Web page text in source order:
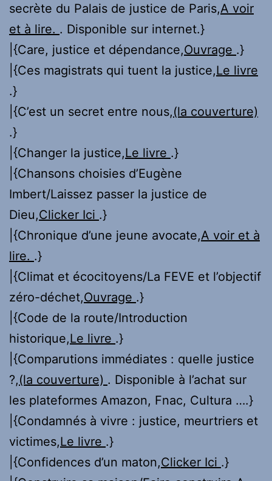
secrète du Palais de justice de Paris,A voir
et à lire. . Disponible sur internet.}
|{Care, justice et dépendance,Ouvrage .}
|{Ces magistrats qui tuent la justice,Le livre
.}
|{C’est un secret entre nous,(la couverture)
.}
|{Changer la justice,Le livre .}
|{Chansons choisies d’Eugène
Imbert/Laissez passer la justice de
Dieu,Clicker Ici .}
|{Chronique d’une jeune avocate,A voir et à
lire. .}
|{Climat et écocitoyens/La FEVE et l’objectif
zéro-déchet,Ouvrage .}
|{Code de la route/Introduction
historique,Le livre .}
|{Comparutions immédiates : quelle justice
?,(la couverture) . Disponible à l’achat sur
les plateformes Amazon, Fnac, Cultura ….}
|{Condamnés à vivre : justice, meurtriers et
victimes,Le livre .}
|{Confidences d’un maton,Clicker Ici .}